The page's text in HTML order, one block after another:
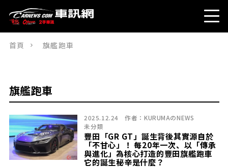
首頁 旗艦跑車
旗艦跑車
2025.12.24 作者： KURUMAのNEWS
未分類
豐田「GR GT」誕生背後其實源自於
「不甘心」！ 每20年一次、以「傳承
與進化」為核心打造的豐田旗艦跑車
它的誕生秘辛是什麼？